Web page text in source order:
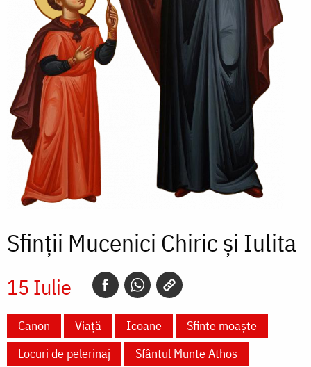
Sfinții Mucenici Chiric și Iulita
15 Iulie
Canon Viață Icoane
Sfinte moaște
Locuri de pelerinaj
Sfântul Munte Athos